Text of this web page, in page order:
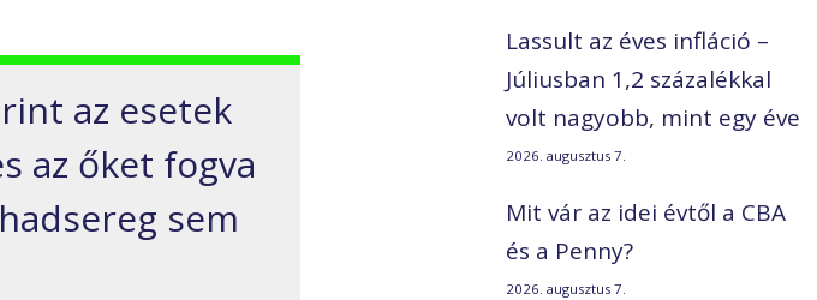
az esetek
az őket fogva
sem
Lassult az éves infláció –
Júliusban 1,2 százalékkal
volt nagyobb, mint egy éve
2026. augusztus 7.
Mit vár az idei évtől a CBA
és a Penny?
2026. augusztus 7.